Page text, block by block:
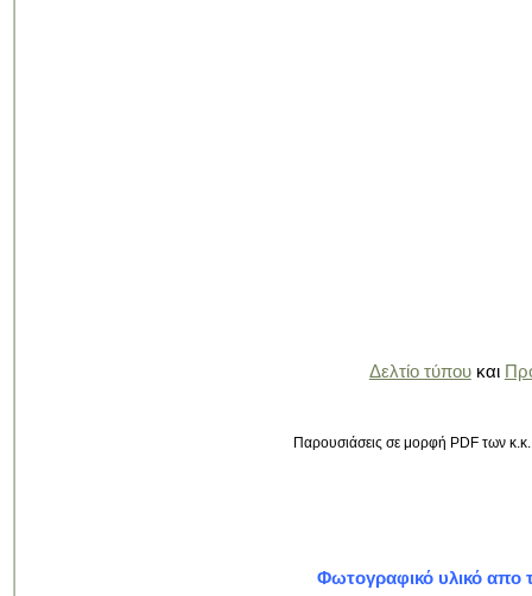
Δελτίο τύπουκαι
Παρουσιάσεις σε μορφή PDF των κ.κ.
Φωτογραφικό υλικό απο